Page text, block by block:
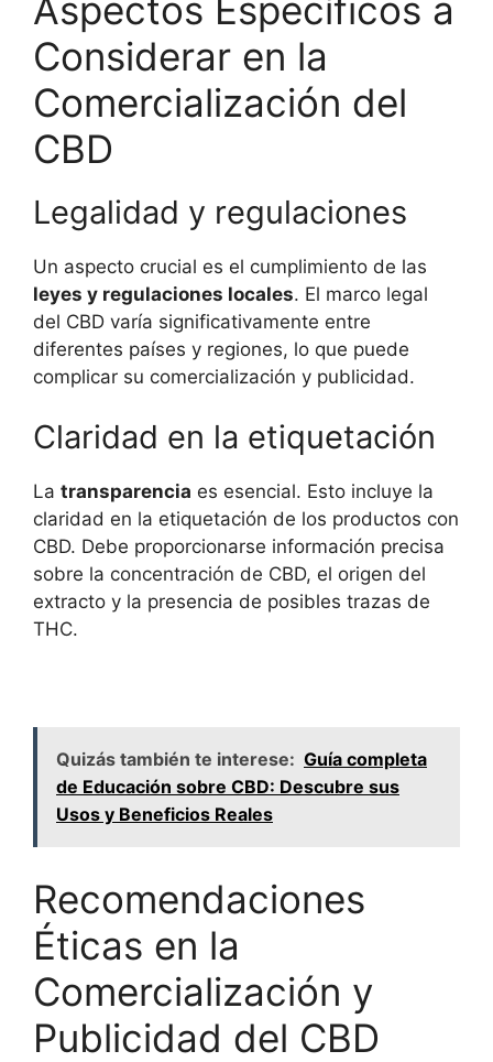
Aspectos Específicos a
Considerar en la
Comercialización del
CBD
Legalidad y regulaciones
Un aspecto crucial es el cumplimiento de las
leyes y regulaciones locales. El marco legal
del CBD varía significativamente entre
diferentes países y regiones, lo que puede
complicar su comercialización y publicidad.
Claridad en la etiquetación
La transparencia es esencial. Esto incluye la
claridad en la etiquetación de los productos con
CBD. Debe proporcionarse información precisa
sobre la concentración de CBD, el origen del
extracto y la presencia de posibles trazas de
THC.
Quizás también te interese: Guía completa
de Educación sobre CBD: Descubre sus
Usos y Beneficios Reales
Recomendaciones
Éticas en la
Comercialización y
Publicidad del CBD